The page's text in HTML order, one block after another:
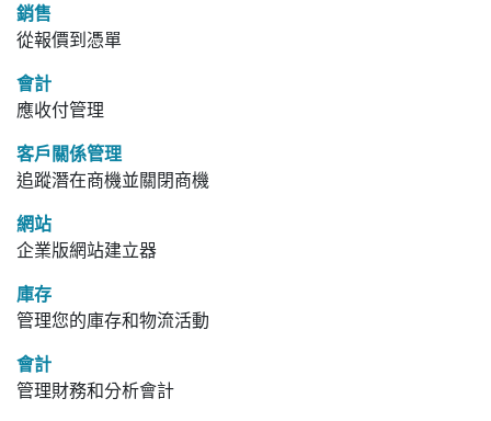
銷售
從報價到憑單
會計
應收付管理
客戶關係管理
追蹤潛在商機並關閉商機
網站
企業版網站建立器
庫存
管理您的庫存和物流活動
會計
管理財務和分析會計